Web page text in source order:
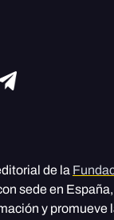
de la
sede en
y promueve